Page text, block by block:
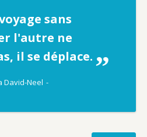
sans
l'autre ne
il se déplace.
David-Neel